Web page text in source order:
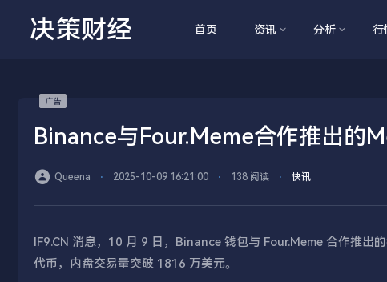
决策财经 首页 资讯 分析 行
Binance与Four.Meme合作推出的
Queena ⋅ 2025-10-09 16:21:00 ⋅ 138 阅读 ⋅ 快讯
IF9.CN 消息，10 月 9 日，Binance 钱包与 Four.Meme 合作推出
代币，内盘交易量突破 1816 万美元。